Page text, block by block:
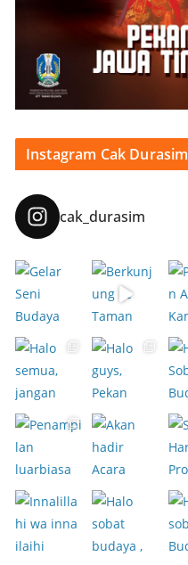
Instagram Cak Durasim
cak_durasim